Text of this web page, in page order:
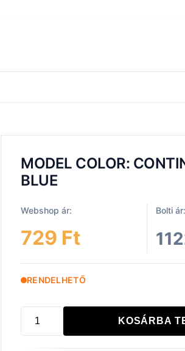
MODEL COLOR:
BLUE
Webshop ár: Bolti ár:
729 Ft
RENDELHETŐ
MODEL
KOSÁRBA